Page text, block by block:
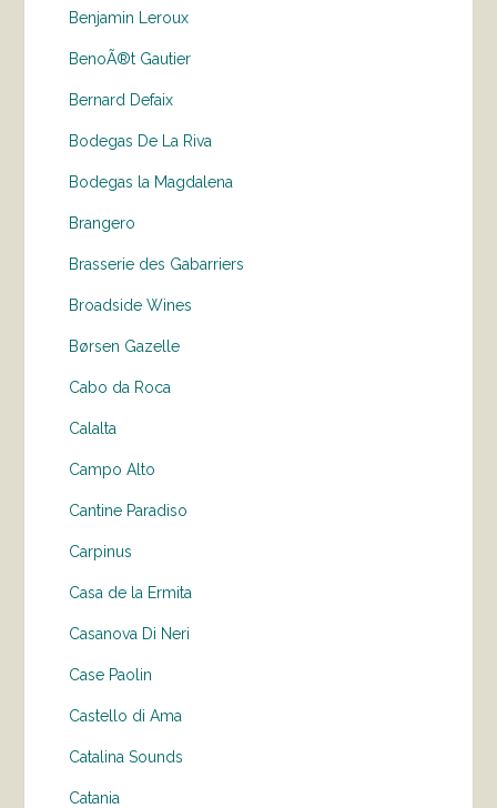
Benjamin Leroux
BenoÃ®t Gautier
Bernard Defaix
Bodegas De La Riva
Bodegas la Magdalena
Brangero
Brasserie des Gabarriers
Broadside Wines
Børsen Gazelle
Cabo da Roca
Calalta
Campo Alto
Cantine Paradiso
Carpinus
Casa de la Ermita
Casanova Di Neri
Case Paolin
Castello di Ama
Catalina Sounds
Catania